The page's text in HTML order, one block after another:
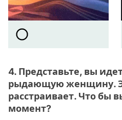
4. Представьте, вы
рыдающую женщину.
расстраивает. Что бы
момент?